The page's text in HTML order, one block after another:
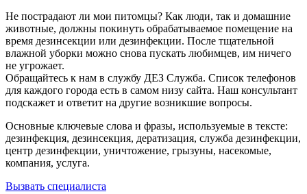
Не пострадают ли мои питомцы? Как люди, так и домашние
животные, должны покинуть обрабатываемое помещение на
время дезинсекции или дезинфекции. После тщательной
влажной уборки можно снова пускать любимцев, им ничего
не угрожает.
Обращайтесь к нам в службу ДЕЗ Служба. Список телефонов
для каждого города есть в самом низу сайта. Наш консультант
подскажет и ответит на другие возникшие вопросы.
Основные ключевые слова и фразы, используемые в тексте:
дезинфекция, дезинсекция, дератизация, служба дезинфекции,
центр дезинфекции, уничтожение, грызуны, насекомые,
компания, услуга.
Вызвать специалиста